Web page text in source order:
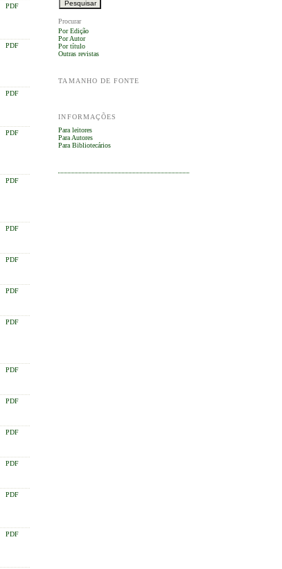
Procurar
Por Edição
Por Autor
Por título
Outras revistas
TAMANHO DE FONTE
INFORMAÇÕES
Para leitores
Para Autores
Para Bibliotecários
PDF
PDF
PDF
PDF
PDF
PDF
PDF
PDF
PDF
PDF
PDF
PDF
PDF
PDF
PDF